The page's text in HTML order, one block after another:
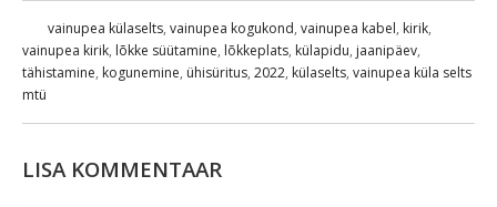
vainupea külaselts, vainupea kogukond, vainupea kabel, kirik,
vainupea kirik, lõkke süütamine, lõkkeplats, külapidu, jaanipäev,
tähistamine, kogunemine, ühisüritus, 2022, külaselts, vainupea küla selts
mtü
LISA KOMMENTAAR